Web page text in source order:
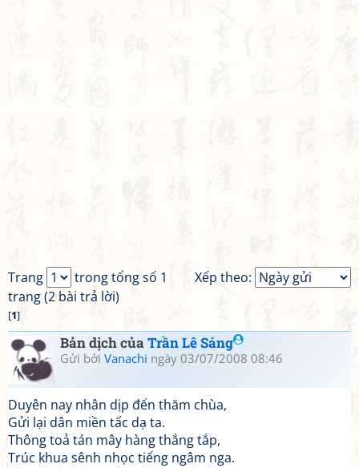
Xếp theo:
Trang
trong tổng số 1
trang (2 bài trả lời)
[1]
Bản dịch củaTrần Lê Sáng
Gửi bởi Vanachi ngày 03/07/2008 08:46
Duyên nay nhân dịp đến thăm chùa,
Gửi lại dân miền tấc dạ ta.
Thông toả tán mây hàng thẳng tắp,
Trúc khua sênh nhọc tiếng ngâm nga.